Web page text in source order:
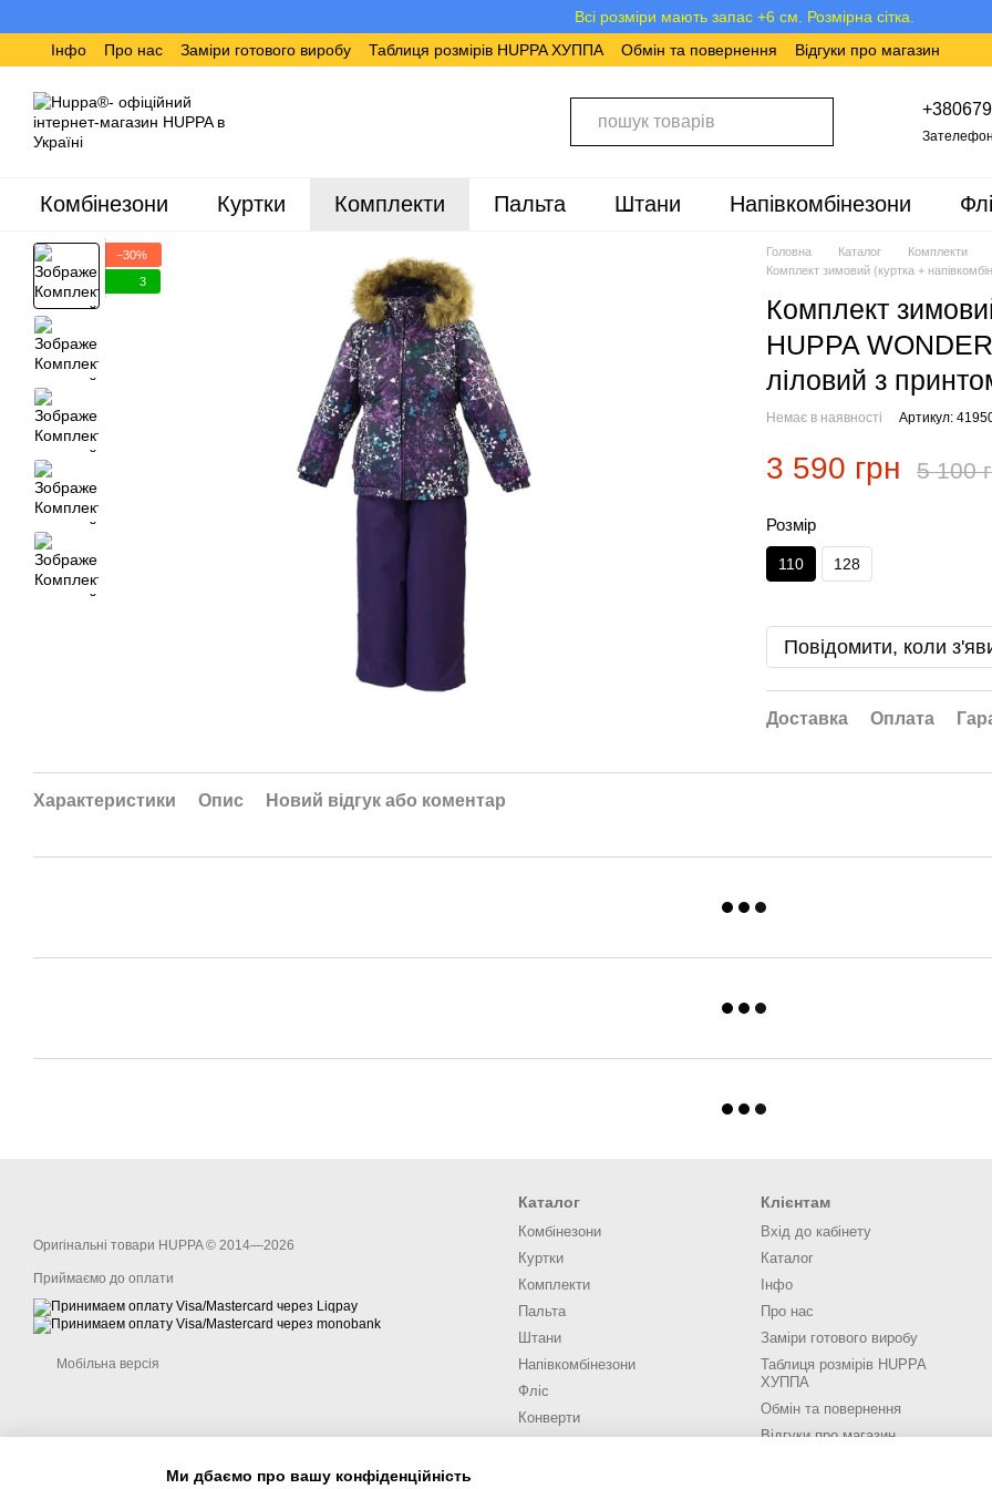
Всі розміри мають запас +6 см. Розмірна сітка.
Інфо
Про нас Заміри готового виробу Таблиця розмірів HUPPA ХУППА Обмін та повернення Відгуки про магазин
Комбінезони Куртки Комплекти Пальта Штани Напівкомбінезони
−30%
3
Головна Каталог Комплекти
Комплект зимовий (куртка +
Комплект
HUPPA
лілoвий з
Немає в наявності Артикул:
3 590 грн 5 100
Розмір
110 128
Повідомити, коли
Доставка Оплата
Характеристики Опис Новий відгук або коментар
Оригінальні товари HUPPA © 2014—2026
Приймаємо до оплати
Мобільна версія
Каталог
Комбінезони
Куртки
Комплекти
Пальта
Штани
Напівкомбінезони
Фліс
Конверти
Клієнтам
Вхід до кабінету
Каталог
Інфо
Про нас
Заміри готового виробу
Таблиця розмірів HUPPA
ХУППА
Обмін та повернення
Відгуки про магазин
Ми дбаємо про вашу конфіденційність